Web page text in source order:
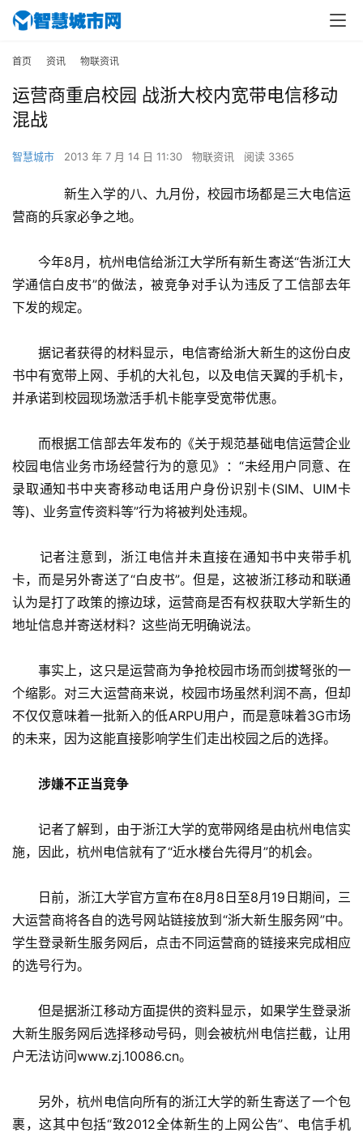
首页 资讯 物联资讯
运营商重启校园 战浙大校内宽带电信移动
混战
智慧城市 2013 年 7 月 14 日 11:30 物联资讯 阅读 3365
新生入学的八、九月份，校园市场都是三大电信运
营商的兵家必争之地。
今年8月，杭州电信给浙江大学所有新生寄送“告浙江大
学通信白皮书”的做法，被竞争对手认为违反了工信部去年
下发的规定。
据记者获得的材料显示，电信寄给浙大新生的这份白皮
书中有宽带上网、手机的大礼包，以及电信天翼的手机卡，
并承诺到校园现场激活手机卡能享受宽带优惠。
而根据工信部去年发布的《关于规范基础电信运营企业
校园电信业务市场经营行为的意见》：“未经用户同意、在
录取通知书中夹寄移动电话用户身份识别卡(SIM、UIM卡
等)、业务宣传资料等”行为将被判处违规。
记者注意到，浙江电信并未直接在通知书中夹带手机
卡，而是另外寄送了“白皮书”。但是，这被浙江移动和联通
认为是打了政策的擦边球，运营商是否有权获取大学新生的
地址信息并寄送材料？这些尚无明确说法。
事实上，这只是运营商为争抢校园市场而剑拔弩张的一
个缩影。对三大运营商来说，校园市场虽然利润不高，但却
不仅仅意味着一批新入的低ARPU用户，而是意味着3G市场
的未来，因为这能直接影响学生们走出校园之后的选择。
涉嫌不正当竞争
记者了解到，由于浙江大学的宽带网络是由杭州电信实
施，因此，杭州电信就有了“近水楼台先得月”的机会。
日前，浙江大学官方宣布在8月8日至8月19日期间，三
大运营商将各自的选号网站链接放到“浙大新生服务网”中。
学生登录新生服务网后，点击不同运营商的链接来完成相应
的选号行为。
但是据浙江移动方面提供的资料显示，如果学生登录浙
大新生服务网后选择移动号码，则会被杭州电信拦截，让用
户无法访问www.zj.10086.cn。
另外，杭州电信向所有的浙江大学的新生寄送了一个包
裹，这其中包括“致2012全体新生的上网公告”、电信手机